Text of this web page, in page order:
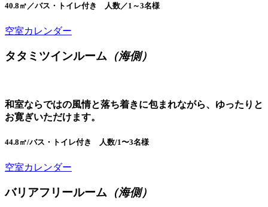
40.8㎡／バス・トイレ付き 人数／1～3名様
空室カレンダー
タタミツインルーム （海側）
和室ならではの風情と落ち着きに包まれながら、ゆったりと
お寛ぎいただけます。
44.8㎡/バス・トイレ付き 人数/1〜3名様
空室カレンダー
バリアフリールーム （海側）